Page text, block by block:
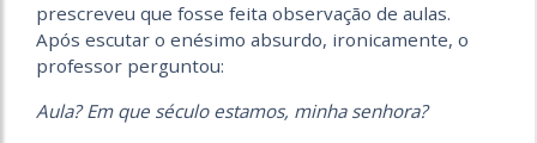
prescreveu que fosse feita observação de aulas.
Após escutar o enésimo absurdo, ironicamente, o
professor perguntou:
Aula? Em que século estamos, minha senhora?